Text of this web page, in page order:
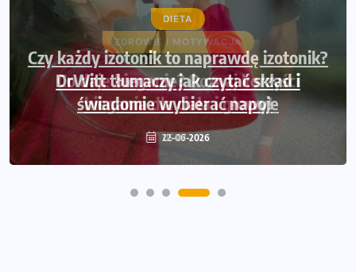
DIETA
Czy każdy izotonik to naprawdę izotonik?
DrWitt tłumaczy jak czytać skład i
świadomie wybierać napoje
22-06-2026